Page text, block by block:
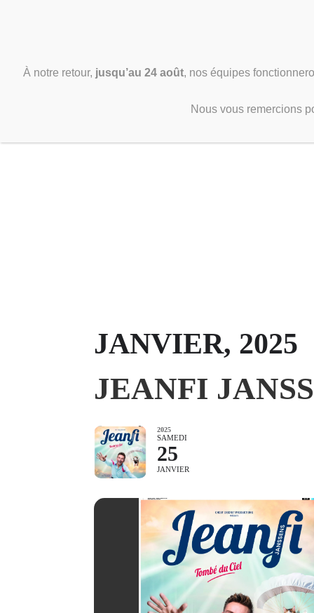
AGENDA & RÉSERVATION
JANVIER, 2025
JEANFI
2025
SAMEDI
25
JANVIER
À notre retour, jusqu’au 24 août, nos équipes
Nous vous remercions